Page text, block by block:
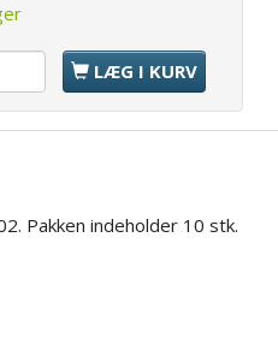
LÆG I KURV
Pakken indeholder 10 stk.